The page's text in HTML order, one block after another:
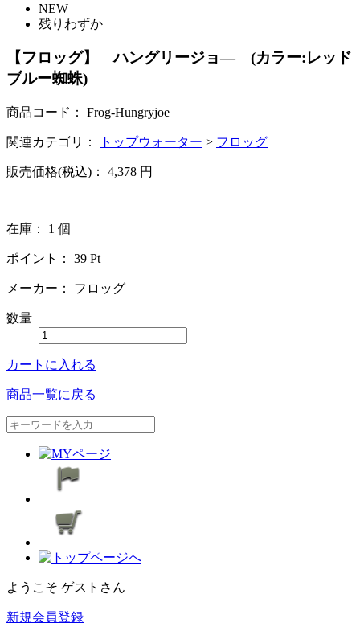
NEW
残りわずか
【フロッグ】 ハングリージョ― (カラー:レッド
ブルー蜘蛛)
商品コード： Frog-Hungryjoe
関連カテゴリ： トップウォーター > フロッグ
販売価格(税込)： 4,378 円
在庫： 1 個
ポイント： 39 Pt
メーカー： フロッグ
数量
カートに入れる
商品一覧に戻る
ようこそ ゲストさん
新規会員登録